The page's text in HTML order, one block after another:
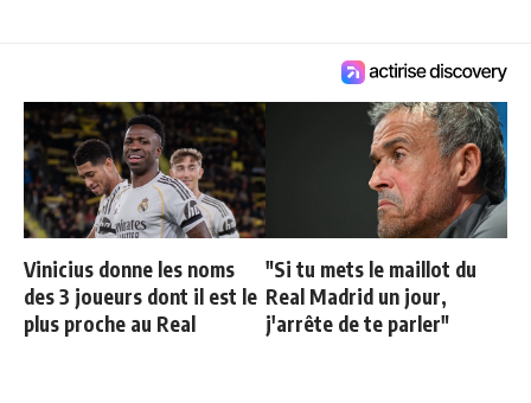
Vinicius donne les noms
des 3 joueurs dont il est le
plus proche au Real
"Si tu mets le maillot du
Real Madrid un jour,
j'arrête de te parler"